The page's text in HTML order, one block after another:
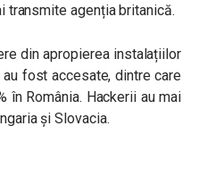
transmite agenția britanică.
din apropierea instalațiilor
fost accesate, dintre care
în România. Hackerii au mai
și Slovacia.